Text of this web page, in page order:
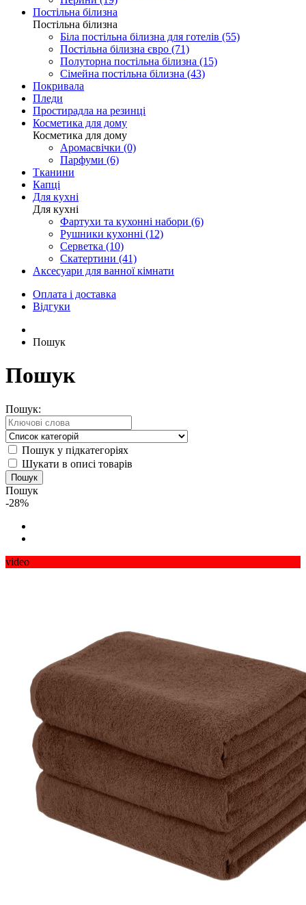
Постільна білизна
Постільна білизна
Біла постільна білизна для готелів (55)
Постільна білизна євро (71)
Полуторна постільна білизна (15)
Сімейна постільна білизна (43)
Покривала
Пледи
Простирадла на резинці
Косметика для дому
Косметика для дому
Аромасвічки (0)
Парфуми (6)
Тканини
Капці
Для кухні
Для кухні
Фартухи та кухонні набори (6)
Рушники кухонні (12)
Серветка (10)
Скатертини (41)
Аксесуари для ванної кімнати
Оплата і доставка
Відгуки
Пошук
Пошук
Пошук:
Пошук у підкатегоріях
Шукати в описі товарів
Пошук
-28%
video